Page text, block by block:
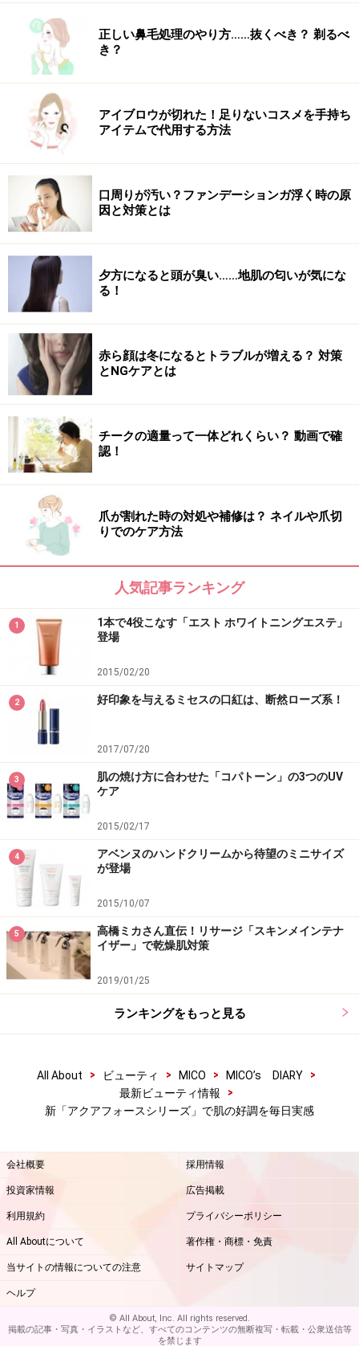
正しい鼻毛処理のやり方……抜くべき？ 剃るべ
き？
アイブロウが切れた！足りないコスメを手持ち
アイテムで代用する方法
口周りが汚い？ファンデーションガ浮く時の原
因と対策とは
夕方になると頭が臭い……地肌の匂いが気にな
る！
赤ら顔は冬になるとトラブルが増える？ 対策
とNGケアとは
チークの適量って一体どれくらい？ 動画で確
認！
爪が割れた時の対処や補修は？ ネイルや爪切
りでのケア方法
人気記事ランキング
1
1本で4役こなす「エスト ホワイトニングエステ」
登場
2015/02/20
2 好印象を与えるミセスの口紅は、断然ローズ系！
2017/07/20
3
肌の焼け方に合わせた「コパトーン」の3つのUV
ケア
2015/02/17
4
アベンヌのハンドクリームから待望のミニサイズ
が登場
2015/10/07
5
高橋ミカさん直伝！リサージ「スキンメインテナ
イザー」で乾燥肌対策
2019/01/25
ランキングをもっと見る
All About > ビューティ > MICO > MICO’s DIARY
>
最新ビューティ情報
>
新「アクアフォースシリーズ」で肌の好調を毎日実感
会社概要 採用情報
投資家情報 広告掲載
利用規約 プライバシーポリシー
All Aboutについて 著作権・商標・免責
当サイトの情報についての注意 サイトマップ
ヘルプ
© All About, Inc. All rights reserved.
掲載の記事・写真・イラストなど、すべてのコンテンツの無断複写・転載・公衆送信等
を禁じます